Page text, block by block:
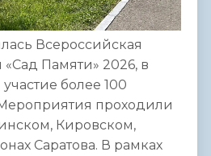
Всероссийская
Памяти» 2026, в
более 100
проходили
Кировском,
Саратова. В рамках